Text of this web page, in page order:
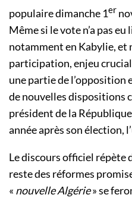
populaire dimanche 1er
Même si le vote n’a pas
notamment en Kabylie, et
participation, enjeu
une partie de l’opposition
de nouvelles dispositions
président de la
année après son élection,
Le discours officiel répète
reste des réformes
« nouvelle Algérie» se